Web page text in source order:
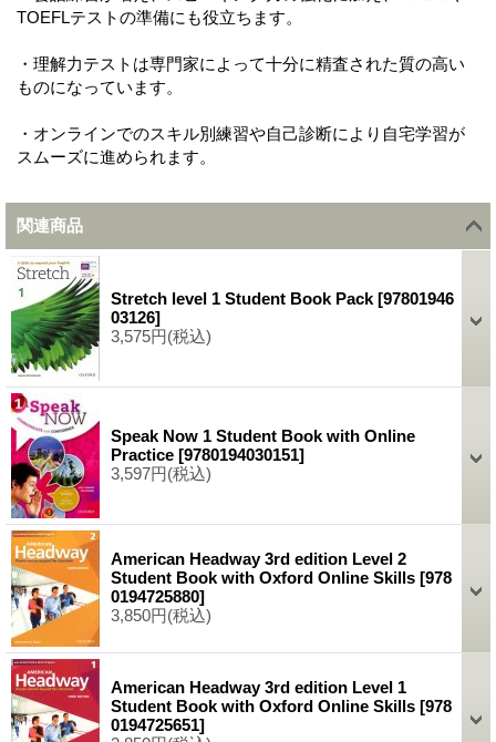
TOEFLテストの準備にも役立ちます。
・理解力テストは専門家によって十分に精査された質の高い
ものになっています。
・オンラインでのスキル別練習や自己診断により自宅学習が
スムーズに進められます。
関連商品
Stretch level 1 Student Book Pack [97801946
03126]
3,575円(税込)
Speak Now 1 Student Book with Online
Practice [9780194030151]
3,597円(税込)
American Headway 3rd edition Level 2
Student Book with Oxford Online Skills [978
0194725880]
3,850円(税込)
American Headway 3rd edition Level 1
Student Book with Oxford Online Skills [978
0194725651]